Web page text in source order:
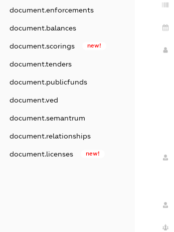
document.enforcements
document.balances
document.scorings new!
document.tenders
document.publicfunds
document.ved
document.semantrum
document.relationships
document.licenses new!